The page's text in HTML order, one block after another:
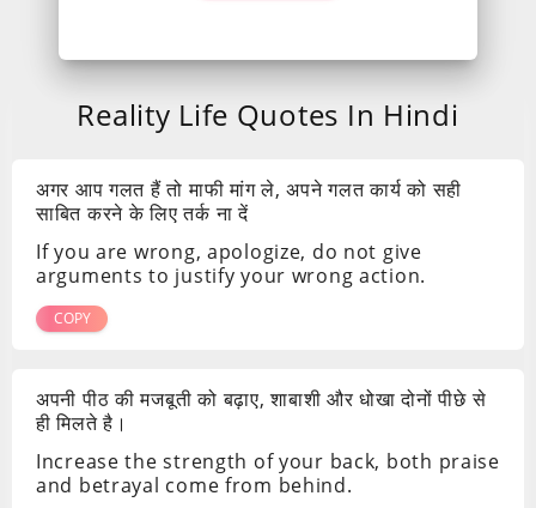
Reality Life Quotes In Hindi
अगर आप गलत हैं तो माफी मांग ले, अपने गलत कार्य को सही
साबित करने के लिए तर्क ना दें
If you are wrong, apologize, do not give
arguments to justify your wrong action.
COPY
अपनी पीठ की मजबूती को बढ़ाए, शाबाशी और धोखा दोनों पीछे से
ही मिलते है।
Increase the strength of your back, both praise
and betrayal come from behind.